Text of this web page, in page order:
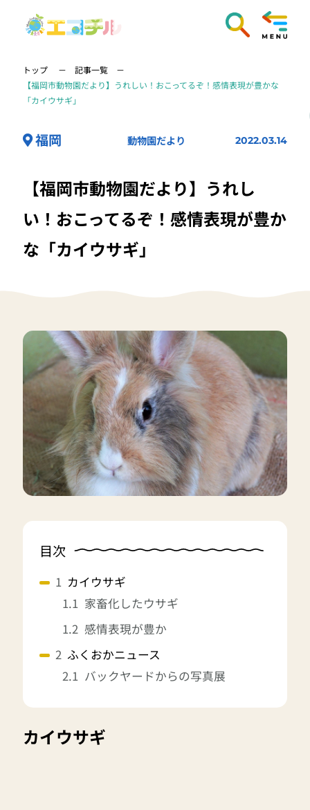
トップ
記事一覧
【福岡市動物園だより】うれしい！おこってるぞ！感情表現が豊かな
「カイウサギ」
福岡 動物園だより 2022.03.14
【福岡市動物園だより】うれし
い！おこってるぞ！感情表現が豊か
な「カイウサギ」
目次
カイウサギ
家畜化したウサギ
感情表現が豊か
ふくおかニュース
バックヤードからの写真展
カイウサギ